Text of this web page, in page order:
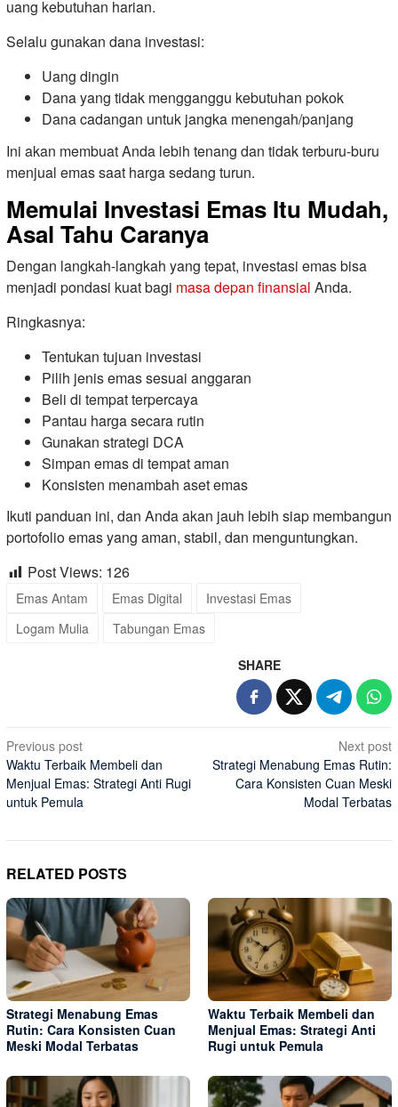
uang kebutuhan harian.
Selalu gunakan dana investasi:
Uang dingin
Dana yang tidak mengganggu kebutuhan pokok
Dana cadangan untuk jangka menengah/panjang
Ini akan membuat Anda lebih tenang dan tidak terburu-buru
menjual emas saat harga sedang turun.
Memulai Investasi Emas Itu Mudah,
Asal Tahu Caranya
Dengan langkah-langkah yang tepat, investasi emas bisa
menjadi pondasi kuat bagi masa depan finansial Anda.
Ringkasnya:
Tentukan tujuan investasi
Pilih jenis emas sesuai anggaran
Beli di tempat terpercaya
Pantau harga secara rutin
Gunakan strategi DCA
Simpan emas di tempat aman
Konsisten menambah aset emas
Ikuti panduan ini, dan Anda akan jauh lebih siap membangun
portofolio emas yang aman, stabil, dan menguntungkan.
Post Views: 126
Emas Antam Emas Digital
Investasi Emas
Logam Mulia
Tabungan Emas
SHARE
Post
navigation
Previous post
Waktu Terbaik Membeli dan
Menjual Emas: Strategi Anti Rugi
untuk Pemula
Next post
Strategi Menabung Emas Rutin:
Cara Konsisten Cuan Meski
Modal Terbatas
RELATED POSTS
Strategi Menabung Emas
Rutin: Cara Konsisten Cuan
Meski Modal Terbatas
Waktu Terbaik Membeli dan
Menjual Emas: Strategi Anti
Rugi untuk Pemula